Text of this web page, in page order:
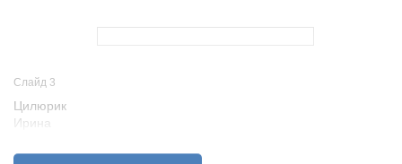
Слайд 3
Цилюрик
Ирина